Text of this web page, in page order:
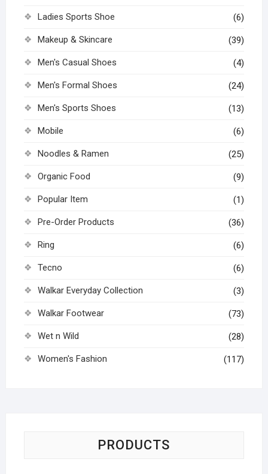
Ladies Sports Shoe (6)
Makeup & Skincare (39)
Men's Casual Shoes (4)
Men's Formal Shoes (24)
Men's Sports Shoes (13)
Mobile (6)
Noodles & Ramen (25)
Organic Food (9)
Popular Item (1)
Pre-Order Products (36)
Ring (6)
Tecno (6)
Walkar Everyday Collection (3)
Walkar Footwear (73)
Wet n Wild (28)
Women's Fashion (117)
PRODUCTS